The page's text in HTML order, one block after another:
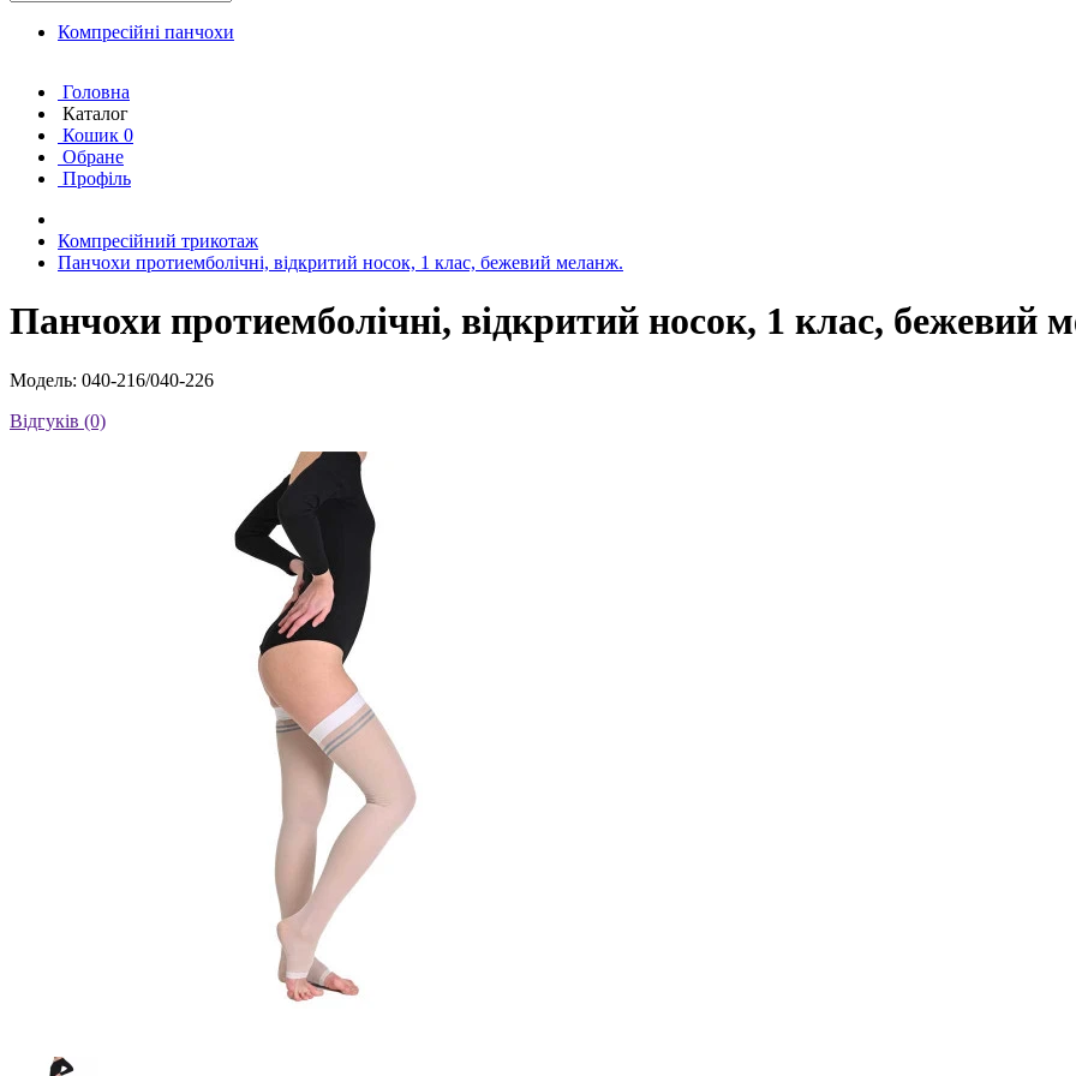
Компресійні панчохи
Головна
Каталог
Кошик 0
Обране
Профіль
Компресійний трикотаж
Панчохи протиемболічні, відкритий носок, 1 клас, бежевий меланж.
Панчохи протиемболічні, відкритий носок, 1 клас, бежевий
Модель: 040-216/040-226
Відгуків (0)